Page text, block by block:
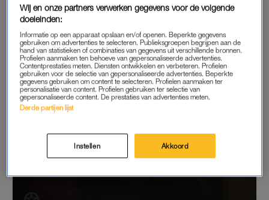
201 afleveringen. In 2014 won het programma de Gouden
Wij en onze partners verwerken gegevens voor de volgende
doeleinden:
Informatie op een apparaat opslaan en/of openen. Beperkte gegevens
gebruiken om advertenties te selecteren. Publieksgroepen begrijpen aan de
hand van statistieken of combinaties van gegevens uit verschillende bronnen.
Profielen aanmaken ten behoeve van gepersonaliseerde advertenties.
Contentprestaties meten. Diensten ontwikkelen en verbeteren. Profielen
gebruiken voor de selectie van gepersonaliseerde advertenties. Beperkte
gegevens gebruiken om content te selecteren. Profielen aanmaken ter
personalisatie van content. Profielen gebruiken ter selectie van
gepersonaliseerde content. De prestaties van advertenties meten.
Derde partijen lijst
Instellen Akkoord